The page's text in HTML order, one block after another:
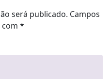
será publicado. Campos
*